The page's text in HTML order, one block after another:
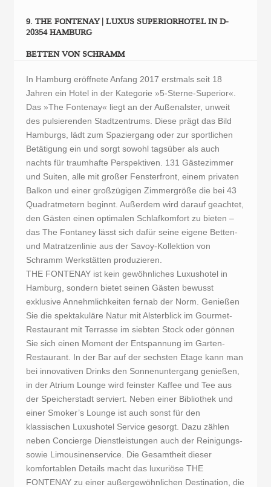
9. THE FONTENAY | LUXUS SUPERIORHOTEL IN D-
20354 HAMBURG
BETTEN VON SCHRAMM
In Hamburg eröffnete Anfang 2017 erstmals seit 18
Jahren ein Hotel in der Kategorie »5-Sterne-Superior«.
Das »The Fontenay« liegt an der Außenalster, unweit
des pulsierenden Stadtzentrums. Diese prägt das Bild
Hamburgs, lädt zum Spaziergang oder zur sportlichen
Betätigung ein und sorgt sowohl tagsüber als auch
nachts für traumhafte Perspektiven. 131 Gästezimmer
und Suiten, alle mit großer Fensterfront, einem privaten
Balkon und einer großzügigen Zimmergröße die bei 43
Quadratmetern beginnt. Außerdem wird darauf geachtet,
den Gästen einen optimalen Schlafkomfort zu bieten –
das The Fontaney lässt sich dafür seine eigene Betten-
und Matratzenlinie aus der Savoy-Kollektion von
Schramm Werkstätten produzieren.
THE FONTENAY ist kein gewöhnliches Luxushotel in
Hamburg, sondern bietet seinen Gästen bewusst
exklusive Annehmlichkeiten fernab der Norm. Genießen
Sie die spektakuläre Natur mit Alsterblick im Gourmet-
Restaurant mit Terrasse im siebten Stock oder gönnen
Sie sich einen Moment der Entspannung im Garten-
Restaurant. In der Bar auf der sechsten Etage kann man
bei innovativen Drinks den Sonnenuntergang genießen,
in der Atrium Lounge wird feinster Kaffee und Tee aus
der Speicherstadt serviert. Neben einer Bibliothek und
einer Smoker’s Lounge ist auch sonst für den
klassischen Luxushotel Service gesorgt. Dazu zählen
neben Concierge Dienstleistungen auch der Reinigungs-
sowie Limousinenservice. Die Gesamtheit dieser
komfortablen Details macht das luxuriöse THE
FONTENAY zu einer außergewöhnlichen Destination, die